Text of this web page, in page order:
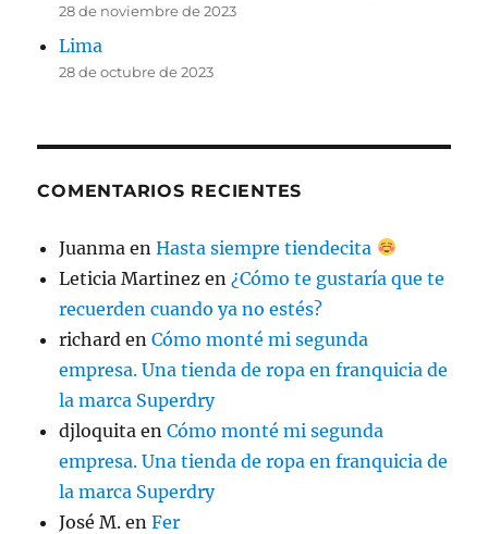
28 de noviembre de 2023
Lima
28 de octubre de 2023
COMENTARIOS RECIENTES
Juanma enHasta siempre tiendecita
Leticia Martinez en¿Cómo te gustaría que te
recuerden cuando ya no estés?
richard enCómo monté mi segunda
empresa. Una tienda de ropa en franquicia de
la marca Superdry
djloquita enCómo monté mi segunda
empresa. Una tienda de ropa en franquicia de
la marca Superdry
José M. enFer